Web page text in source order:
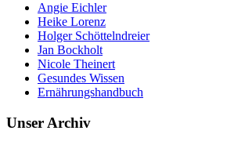
Angie Eichler
Heike Lorenz
Holger Schöttelndreier
Jan Bockholt
Nicole Theinert
Gesundes Wissen
Ernährungshandbuch
Unser Archiv